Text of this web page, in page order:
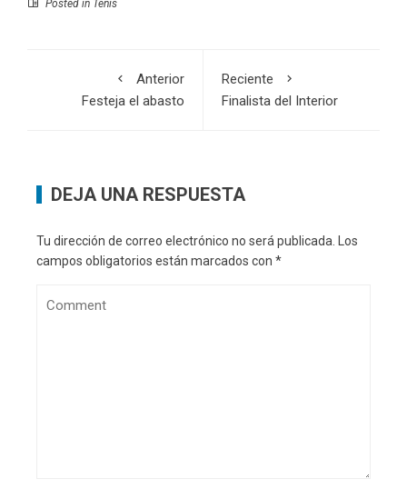
Posted in Tenis
Anterior
Festeja el abasto
Reciente
Finalista del Interior
DEJA UNA RESPUESTA
Tu dirección de correo electrónico no será publicada.
Los
campos obligatorios están marcados con *